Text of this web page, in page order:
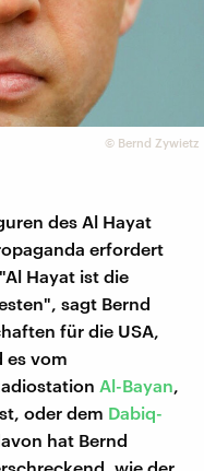
© Bernd Zywietz
des Al Hayat
erfordert
Hayat ist die
sagt Bernd
für die USA,
es vom
Al-Bayan
oder dem Dabiq-
hat Bernd